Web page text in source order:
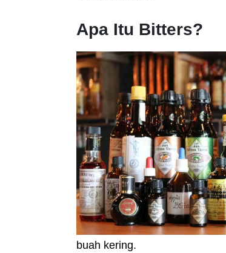
Apa Itu Bitters?
buah kering.